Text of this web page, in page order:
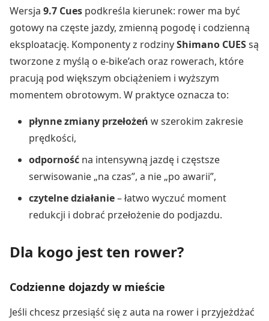
Wersja 9.7 Cues podkreśla kierunek: rower ma być
gotowy na częste jazdy, zmienną pogodę i codzienną
eksploatację. Komponenty z rodzinyShimano CUESsą
tworzone z myślą o e-bike’ach oraz rowerach, które
pracują pod większym obciążeniem i wyższym
momentem obrotowym. W praktyce oznacza to:
płynne zmiany przełożeń w szerokim zakresie
prędkości,
odporność na intensywną jazdę i częstsze
serwisowanie „na czas”, a nie „po awarii”,
czytelne działanie– łatwo wyczuć moment
redukcji i dobrać przełożenie do podjazdu.
Dla kogo jest ten rower?
Codzienne dojazdy w mieście
Jeśli chcesz przesiąść się z auta na rower i przyjeżdżać